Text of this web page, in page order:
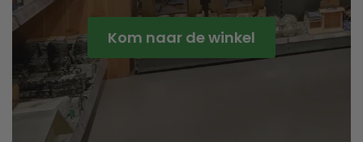
Kom naar de winkel